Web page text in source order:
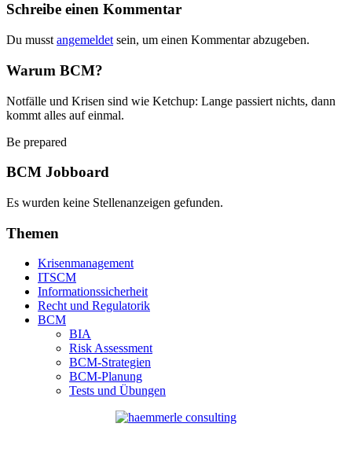
Schreibe einen Kommentar
Du musst angemeldet sein, um einen Kommentar abzugeben.
Warum BCM?
Notfälle und Krisen sind wie Ketchup: Lange passiert nichts, dann
kommt alles auf einmal.
Be prepared
BCM Jobboard
Es wurden keine Stellenanzeigen gefunden.
Themen
Krisenmanagement
ITSCM
Informationssicherheit
Recht und Regulatorik
BCM
BIA
Risk Assessment
BCM-Strategien
BCM-Planung
Tests und Übungen